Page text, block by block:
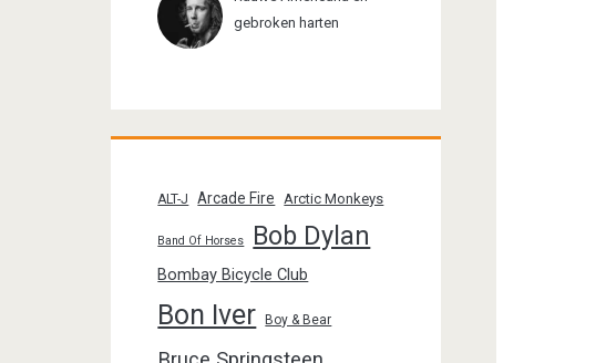
gebroken harten
ALT-J Arcade Fire Arctic Monkeys
Band Of Horses Bob Dylan
Bombay Bicycle Club
Bon Iver Boy & Bear